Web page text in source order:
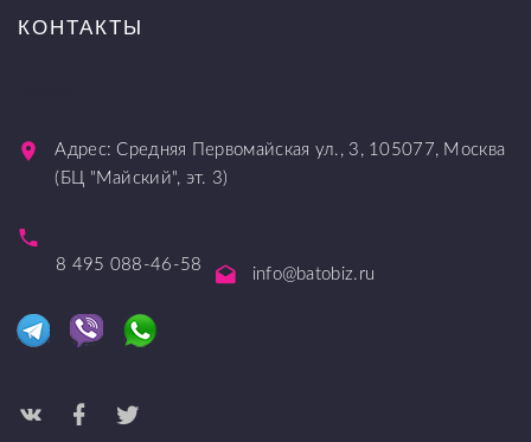
КОНТАКТЫ
Адрес: Средняя Первомайская ул., 3 , 105077, Москва
(БЦ "Майский", эт. 3)
8 495 088-46-58
info@batobiz.ru